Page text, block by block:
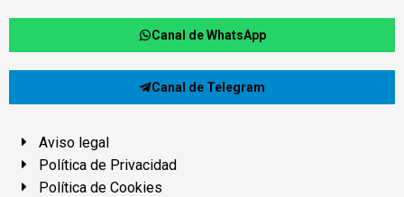
Canal de WhatsApp
Canal de Telegram
Aviso legal
Política de Privacidad
Política de Cookies